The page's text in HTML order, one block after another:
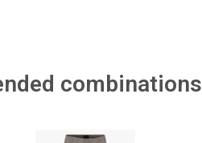
combinations